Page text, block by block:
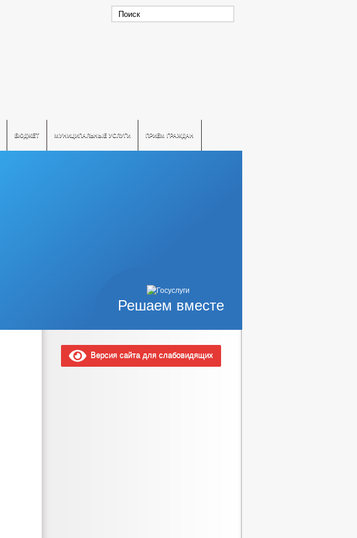
БЮДЖЕТ МУНИЦИПАЛЬНЫЕ УСЛУГИ ПРИЕМ ГРАЖДАН
Решаем вместе
Версия сайта для слабовидящих